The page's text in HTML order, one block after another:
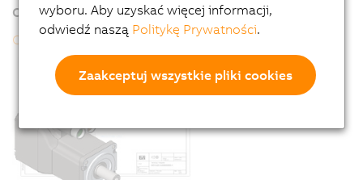
Online tools
CAD configurator
wyboru. Aby uzyskać więcej informacji,
odwiedź naszą Politykę Prywatności.
Zaakceptuj wszystkie pliki cookies